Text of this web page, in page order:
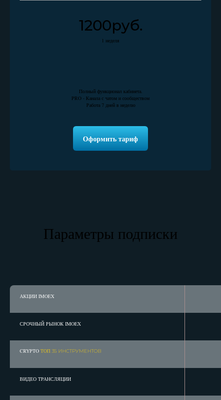
1200руб.
1 неделя
Полный функционал кабинета.
PRO - Канала с чатом и сообществом
Работа 7 дней в неделю
Оформить тариф
Параметры подписки
АКЦИИ IMOEX
СРОЧНЫЙ РЫНОК IMOEX
CRYPTO ТОП 35 ИНСТРУМЕНТОВ
ВИДЕО ТРАНСЛЯЦИИ